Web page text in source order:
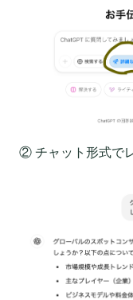
② チャット形式で